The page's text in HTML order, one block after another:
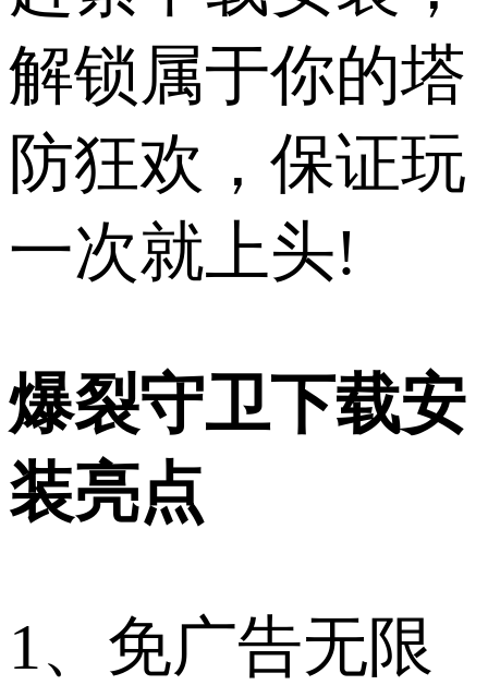
解锁属于你的塔
防狂欢，保证玩
一次就上头!
爆裂守卫下载安
装亮点
1、免广告无限